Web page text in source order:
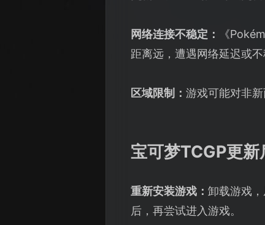
网络连接不稳定：
《
距离远，遭遇网络延迟或不
区域限制： 游戏可能对非
宝可梦TCGP更
重新安装游戏： 卸载游戏
后，再尝试进入游戏。